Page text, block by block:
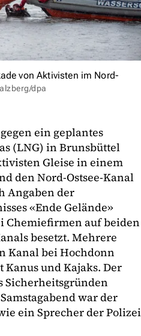
von Aktivisten im Nord-
dpa
ein geplantes
(LNG) in Brunsbüttel
Gleise in einem
den Nord-Ostsee-Kanal
Angaben der
«Ende Gelände»
Chemiefirmen auf beiden
besetzt. Mehrere
Kanal bei Hochdonn
und Kajaks. Der
Sicherheitsgründen
war der
ein Sprecher der Polizei